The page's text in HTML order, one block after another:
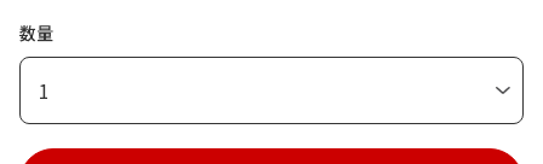
数量
1